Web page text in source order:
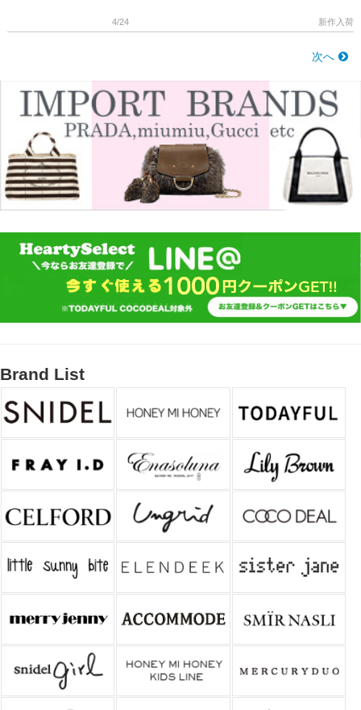
[…]
4/24 新作入荷
次へ
Brand List